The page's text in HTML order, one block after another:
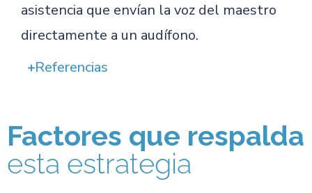
asistencia que envían la voz del maestro
directamente a un audífono.
Referencias
Factores que respalda
esta estrategia